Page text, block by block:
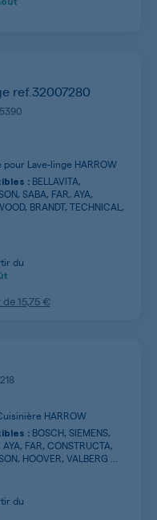
ref.32007280
Lave-linge HARROW
: BELLAVITA,
SABA, FAR, AYA,
BRANDT, TECHNICAL,
du
de15,75 €
HARROW
: BOSCH, SIEMENS,
AYA, FAR, CONSTRUCTA,
HOOVER, VALBERG ...
du